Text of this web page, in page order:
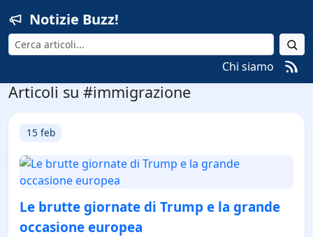
Notizie Buzz!
Cerca
Chi siamo
Articoli su #immigrazione
15 feb
Le brutte giornate di Trump e la grande
occasione europea